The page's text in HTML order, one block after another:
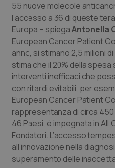
55 nuove molecole
l’accesso a 36 di queste
Europa – spiegaAntonella
European Cancer Patient
anno, si stimano 2,5 milioni
stima che il 20% della
interventi inefficaci che
con ritardi evitabili, per
European Cancer Patient
rappresentanza di circa 450
46 Paesi, è impegnata in
Fondatori. L’accesso
all’innovazione nella
superamento delle
CookieScriptConsent